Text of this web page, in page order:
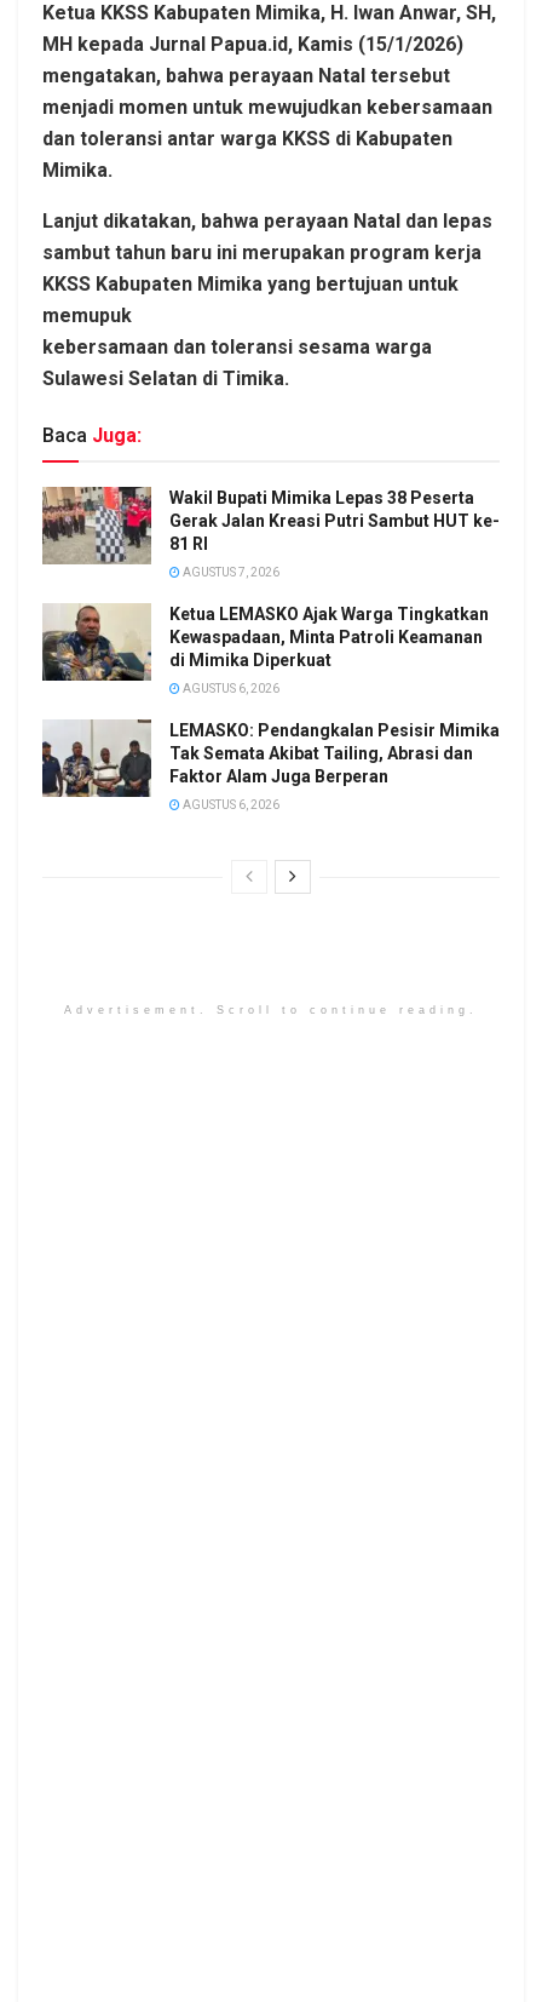
Ketua KKSS Kabupaten Mimika, H. Iwan Anwar, SH,
MH kepada Jurnal Papua.id, Kamis (15/1/2026)
mengatakan, bahwa perayaan Natal tersebut
menjadi momen untuk mewujudkan kebersamaan
dan toleransi antar warga KKSS di Kabupaten
Mimika.
Lanjut dikatakan, bahwa perayaan Natal dan lepas
sambut tahun baru ini merupakan program kerja
KKSS Kabupaten Mimika yang bertujuan untuk
memupuk
kebersamaan dan toleransi sesama warga
Sulawesi Selatan di Timika.
Baca Juga:
Wakil Bupati Mimika Lepas 38 Peserta
Gerak Jalan Kreasi Putri Sambut HUT ke-
81 RI
AGUSTUS 7, 2026
Ketua LEMASKO Ajak Warga Tingkatkan
Kewaspadaan, Minta Patroli Keamanan
di Mimika Diperkuat
AGUSTUS 6, 2026
LEMASKO: Pendangkalan Pesisir Mimika
Tak Semata Akibat Tailing, Abrasi dan
Faktor Alam Juga Berperan
AGUSTUS 6, 2026
Advertisement. Scroll to continue reading.